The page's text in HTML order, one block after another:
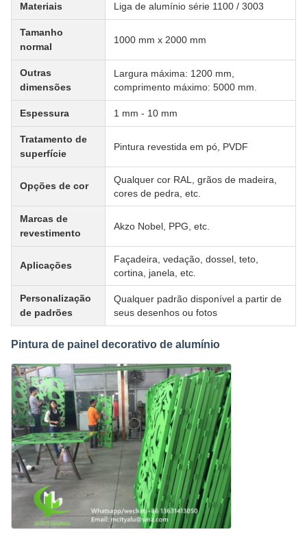
Materiais Liga de alumínio série 1100 / 3003
Tamanho
normal
1000 mm x 2000 mm
Outras
dimensões
Largura máxima: 1200 mm,
comprimento máximo: 5000 mm.
Espessura 1 mm - 10 mm
Tratamento de
superfície
Pintura revestida em pó, PVDF
Opções de cor
Qualquer cor RAL, grãos de madeira,
cores de pedra, etc.
Marcas de
revestimento
Akzo Nobel, PPG, etc.
Aplicações
Façadeira, vedação, dossel, teto,
cortina, janela, etc.
Personalização
de padrões
Qualquer padrão disponível a partir de
seus desenhos ou fotos
Pintura de painel decorativo de alumínio